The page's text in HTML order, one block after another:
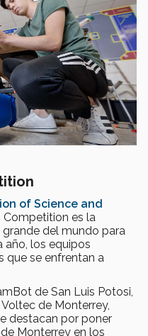
of Science and
Competition es la
del mundo para
año, los equipos
que se enfrentan a
de San Luis Potosi,
de Monterrey,
destacan por poner
Monterrey en los